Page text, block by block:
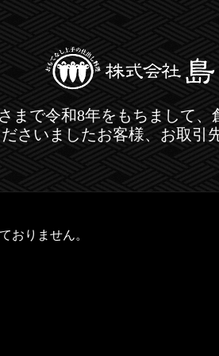
まで令和8年をもちまして
さいましたお客様、お取引
おりません。